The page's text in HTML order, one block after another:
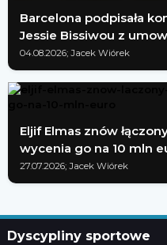
Barcelona podpisała
Jessie Bissiwou z
04.08.2026; Jacek Wiórek
Eljif Elmas znów
wycenia go na 10 mln
27.07.2026; Jacek Wiórek
Dyscypliny sportowe